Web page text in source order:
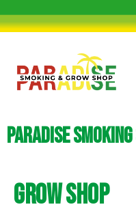
Paradise Smoking
Grow Shop